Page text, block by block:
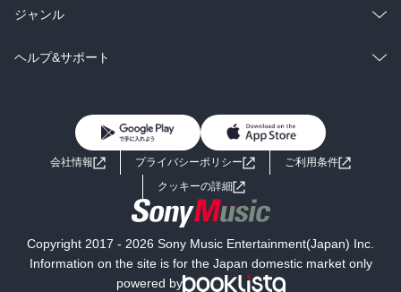
BL・TL
雑誌・グラビア
BL・TL
ラノベ
雑誌・グラビア
総合
ラノベ
ジャンル
コミック
ライトノベル 男子向けラノベ
小説
海外小説
ミステリー SF
ヘルプ&サポート
よくあるご質問 お問い合わせ
会社情報 プライバシーポリシー
ご利用条件
クッキーの詳細
Copyright 2017 - 2026 Sony Music Entertainment(Japan) Inc.
Information on the site is for the Japan domestic market only
powered by